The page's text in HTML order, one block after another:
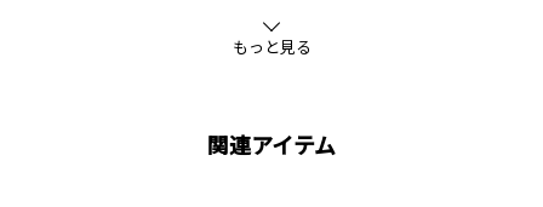
もっと見る
関連アイテム